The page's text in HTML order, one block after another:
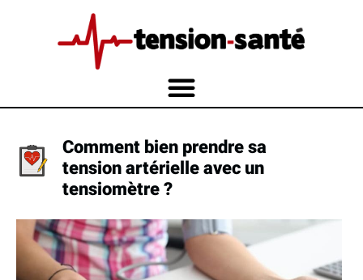
Comment bien prendre sa
tension artérielle avec un
tensiomètre ?